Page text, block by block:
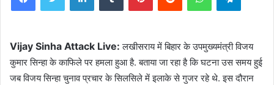
Vijay Sinha Attack Live: लखीसराय में बिहार के उपमुख्यमंत्री विजय
कुमार सिन्हा के काफिले पर हमला हुआ है. बताया जा रहा है कि घटना उस समय हुई
जब विजय सिन्हा चुनाव प्रचार के सिलसिले में इलाके से गुजर रहे थे. इस दौरान